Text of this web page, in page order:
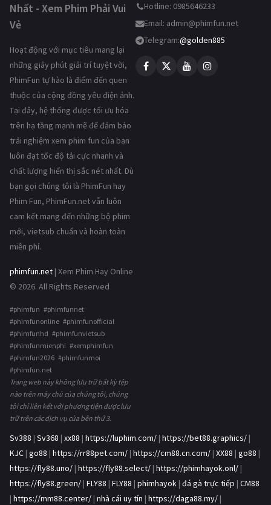
Nhất - Xem Phim Phải Vui
Vẻ
Hoạt động với mục tiêu mang lại
những giây phút giải trí tuyệt vời,
PhimFun tự hào là điểm đến quen
thuộc của cộng đồng yêu điện ảnh.
Tại đây, hệ thống được tối ưu hóa
trên hạ tầng mạnh mẽ để đảm bảo
trải nghiệm xem phim fun của bạn
luôn đạt tốc độ tải cực nhanh và
chất lượng hiển thị sắc nét nhất. Dù
bạn gọi chúng tôi là PhimFun hay
Phim Fun, PhimFun.net vẫn luôn
cam kết mang đến những bộ phim
mới, vietsub chuẩn và hoàn toàn
miễn phí.
phimfun.net | Xem Phim Hay Online
© 2026. All Rights Reserved
#phimfun #phimfunnet
#phimfunonline #phimfunofficial
#phimfunhd #phimfunvietsub
#phimfunmienphi #xemphimfun
#phimfun2026 #phimfunmoi
#phimfun.net
Trang web này không lưu trữ bất kỳ tệp
nào trên máy chủ của chúng tôi, chúng
tôi chỉ liên kết với phương tiện được lưu
trữ trên các dịch vụ của bên thứ 3.
Hotline: 0985646233
Email: admin@phimfun.net
Telegram:@golden885
Sv388 | Sv368 | xx88 | https://luphim.com/ | https://bet88.graphics/ |
KJC | go88 | https://rr88pet.com/ | https://cm88.cn.com/ | XX88 | go88 |
https://fly88.uno/ | https://fly88.select/ | https://phimhayok.onl/ |
https://fly88.green/ | FLY88 | FLY88 | phimhayok | đá gà trực tiếp | CM88
| https://mm88.center/ | nhà cái uy tín | https://daga88.my/ |